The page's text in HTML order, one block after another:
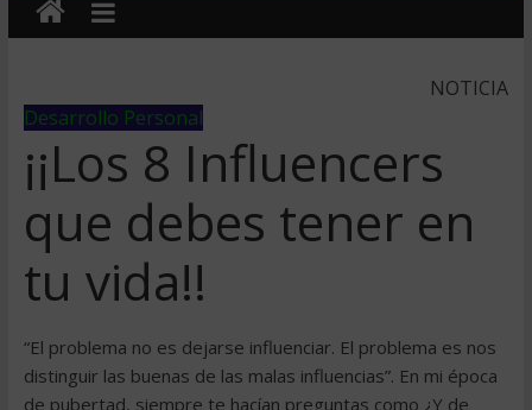
NOTICIA
Desarrollo Personal
¡¡Los 8 Influencers
que debes tener en
tu vida!!
“El problema no es dejarse influenciar. El problema es nos
distinguir las buenas de las malas influencias”. En mi época
de pubertad, siempre te hacían preguntas como ¿Y de